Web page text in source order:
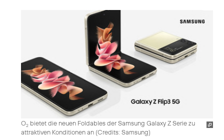
O2 bietet die neuen Foldables der Samsung Galaxy Z Serie zu
attraktiven Konditionen an (Credits: Samsung)